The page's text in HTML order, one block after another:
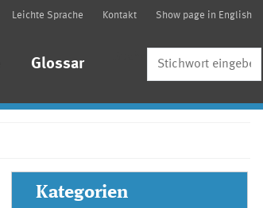
Leichte Sprache Kontakt Show page in English
Glossar
Kategorien